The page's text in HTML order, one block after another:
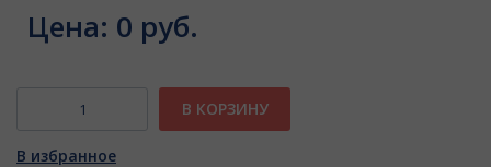
Цена: 0 руб.
В КОРЗИНУ
В избранное